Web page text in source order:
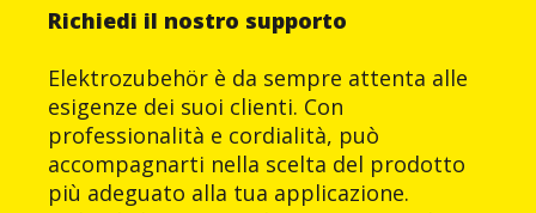
Richiedi il nostro supporto
Elektrozubehör è da sempre attenta alle
esigenze dei suoi clienti. Con
professionalità e cordialità, può
accompagnarti nella scelta del prodotto
più adeguato alla tua applicazione.